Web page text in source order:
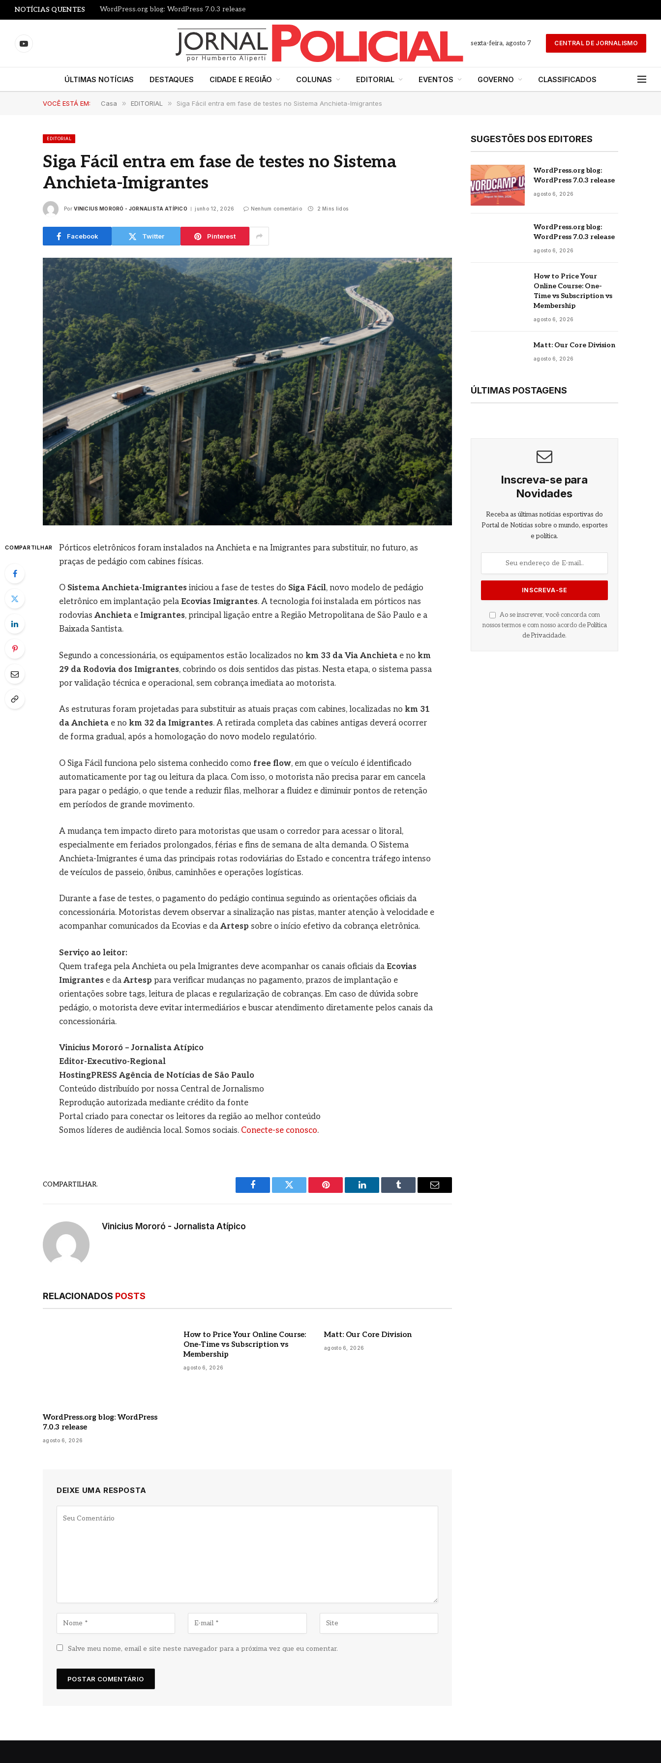
NOTÍCIAS QUENTES WordPress.org blog: WordPress 7.0.3 release
YouTube
sexta-feira, agosto 7 CENTRAL DE JORNALISMO
ÚLTIMAS NOTÍCIAS DESTAQUES CIDADE E REGIÃO COLUNAS EDITORIAL EVENTOS GOVERNO CLASSIFICADOS
VOCÊ ESTÁ EM: Casa » EDITORIAL » Siga Fácil entra em fase de testes no Sistema Anchieta-Imigrantes
EDITORIAL
Siga Fácil entra em fase de testes no Sistema
Anchieta-Imigrantes
Por VINICIUS MORORÓ - JORNALISTA ATÍPICO junho 12, 2026 Nenhum comentário 2 Mins lidos
Facebook Twitter Pinterest
COMPARTILHAR
Pórticos eletrônicos foram instalados na Anchieta e na Imigrantes para substituir, no futuro, as
praças de pedágio com cabines físicas.
O Sistema Anchieta-Imigrantesiniciou a fase de testes do Siga Fácil, novo modelo de pedágio
eletrônico em implantação pela Ecovias Imigrantes. A tecnologia foi instalada em pórticos nas
rodovias Anchietae Imigrantes, principal ligação entre a Região Metropolitana de São Paulo e a
Baixada Santista.
Segundo a concessionária, os equipamentos estão localizados no km 33 da Via Anchietae no km
29 da Rodovia dos Imigrantes, cobrindo os dois sentidos das pistas. Nesta etapa, o sistema passa
por validação técnica e operacional, sem cobrança imediata ao motorista.
As estruturas foram projetadas para substituir as atuais praças com cabines, localizadas no km 31
da Anchietae no km 32 da Imigrantes. A retirada completa das cabines antigas deverá ocorrer
de forma gradual, após a homologação do novo modelo regulatório.
O Siga Fácil funciona pelo sistema conhecido como free flow, em que o veículo é identificado
automaticamente por tag ou leitura da placa. Com isso, o motorista não precisa parar em cancela
para pagar o pedágio, o que tende a reduzir filas, melhorar a fluidez e diminuir pontos de retenção
em períodos de grande movimento.
A mudança tem impacto direto para motoristas que usam o corredor para acessar o litoral,
especialmente em feriados prolongados, férias e fins de semana de alta demanda. O Sistema
Anchieta-Imigrantes é uma das principais rotas rodoviárias do Estado e concentra tráfego intenso
de veículos de passeio, ônibus, caminhões e operações logísticas.
Durante a fase de testes, o pagamento do pedágio continua seguindo as orientações oficiais da
concessionária. Motoristas devem observar a sinalização nas pistas, manter atenção à velocidade e
acompanhar comunicados da Ecovias e da Artesp sobre o início efetivo da cobrança eletrônica.
Serviço ao leitor:
Quem trafega pela Anchieta ou pela Imigrantes deve acompanhar os canais oficiais da Ecovias
Imigrantese da Artesp para verificar mudanças no pagamento, prazos de implantação e
orientações sobre tags, leitura de placas e regularização de cobranças. Em caso de dúvida sobre
pedágio, o motorista deve evitar intermediários e buscar atendimento diretamente pelos canais da
concessionária.
Vinicius Mororó – Jornalista Atípico
Editor-Executivo-Regional
HostingPRESS Agência de Notícias de São Paulo
Conteúdo distribuído por nossa Central de Jornalismo
Reprodução autorizada mediante crédito da fonte
Portal criado para conectar os leitores da região ao melhor conteúdo
Somos líderes de audiência local. Somos sociais. Conecte-se conosco.
COMPARTILHAR.
Facebook Twitter Pinterest LinkedIn Tumblr
E-
Vinicius Mororó - Jornalista Atípico
RELACIONADOS POSTS
WordPress.org blog: WordPress
7.0.3 release
agosto 6, 2026
How to Price Your Online Course:
One-Time vs Subscription vs
Membership
agosto 6, 2026
Matt: Our Core Division
agosto 6, 2026
DEIXE UMA RESPOSTA
Salve meu nome, email e site neste navegador para a próxima vez que eu comentar.
SUGESTÕES DOS EDITORES
WordPress.org blog:
WordPress 7.0.3 release
agosto 6, 2026
WordPress.org blog:
WordPress 7.0.3 release
agosto 6, 2026
How to Price Your
Online Course: One-
Time vs Subscription vs
Membership
agosto 6, 2026
Matt: Our Core Division
agosto 6, 2026
ÚLTIMAS POSTAGENS
Inscreva-se para
Novidades
Receba as últimas notícias esportivas do
Portal de Notícias sobre o mundo, esportes
e política.
Ao se inscrever, você concorda com
nossos termos e com nosso acordo de Política
de Privacidade.